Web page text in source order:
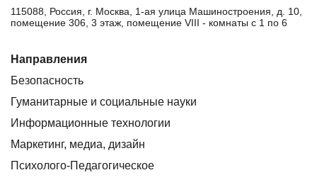
115088, Россия, г. Москва, 1-ая улица Машиностроения, д. 10,
помещение 306, 3 этаж, помещение VIII - комнаты с 1 по 6
Направления
Безопасность
Гуманитарные и социальные науки
Информационные технологии
Маркетинг, медиа, дизайн
Психолого-Педагогическое